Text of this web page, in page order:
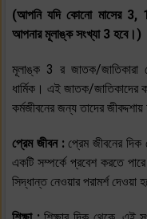
(আপনি যদি কোনো মাসের 3,
আপনার মূলাঙ্ক সংখ্যা 3 হবে।)
মূলাঙ্ক 3 র জাতক/জাতিকারা
ধার্মিক। এই জাতক/জাতিকাদের
কর্মজীবনের জন্য তাদের
প্রেম জীবন :প্রেম জীবনের
একটি সম্পর্কে প্রবেশ করতে
সিদ্ধান্ত নেওয়ার পরামর্শ দেওয়া